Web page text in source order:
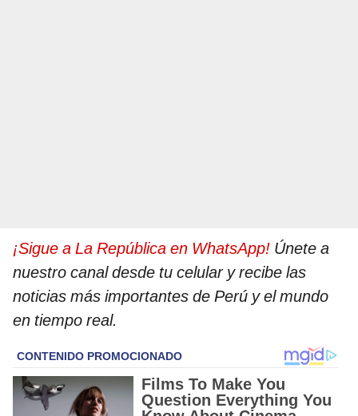
¡Sigue a La República en WhatsApp! Únete a
nuestro canal desde tu celular y recibe las
noticias más importantes de Perú y el mundo
en tiempo real.